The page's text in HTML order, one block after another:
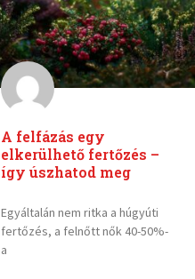
A felfázás egy
elkerülhető fertőzés –
így úszhatod meg
Egyáltalán nem ritka a húgyúti
fertőzés, a felnőtt nők 40-50%-
a